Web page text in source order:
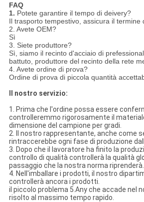
FAQ
1. Potete garantire il tempo di deivery?
Il trasporto tempestivo, assicura il termine
2. Avete OEM?
Sì
3. Siete produttore?
Sì, siamo il recinto d'acciaio di
battuto, produttore del recinto della rete
4. Avete ordine di prova?
Ordine di prova di piccola quantità
Il nostro servizio:
1. Prima che l'ordine possa essere
controlleremmo rigorosamente il
dimensione del campione per gradi.
2. Il nostro rappresentante, anche come
rintraccerebbe ogni fase di produzione
3. Dopo che il lavoratore ha finito la
controllo di qualità controllerà la qualità
passaggio che la nostra norma riprenderà.
4. Nell'imballare i prodotti, il nostro
controllerà ancora i prodotti.
il piccolo problema 5.Any che accade nel
risolto al massimo tempo rapido.